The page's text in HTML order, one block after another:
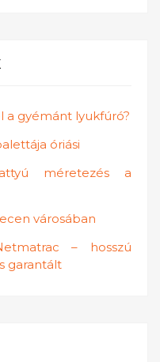
a gyémánt lyukfúró?
óriási
méretezés a
városában
– hosszú
garantált